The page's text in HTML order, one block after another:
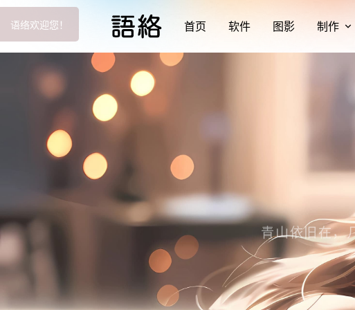
首页 软件 图影 制作
青山依旧在，